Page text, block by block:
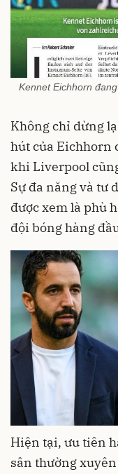
Kennet Eichhorn
Không chỉ dừng
hút của Eichhorn
khi Liverpool
Sự đa năng và tư
được xem là phù
đội bóng hàng
Hiện tại, ưu tiên
sân thường